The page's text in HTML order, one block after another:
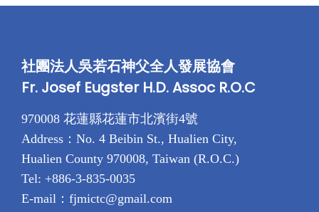
社團法人吳若石神父全人發展協會
Fr. Josef Eugster H.D. Assoc R.O.C
970008 花蓮縣花蓮市北濱街4號
Address：No. 4 Beibin St., Hualien City,
Hualien County 970008, Taiwan (R.O.C.)
Tel: +886-3-835-0035
E-mail：fjmictc@gmail.com